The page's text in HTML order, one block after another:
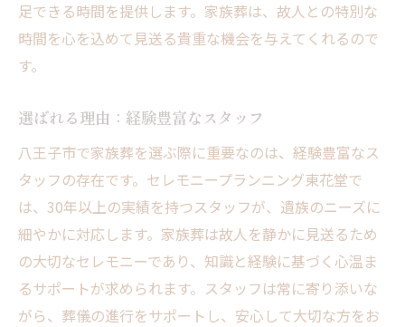
家族葬の準備に必要なもの
足できる時間を提供します。家族葬は、故人との特別な
時間を心を込めて見送る貴重な機会を与えてくれるので
す。
選ばれる理由：経験豊富なスタッフ
八王子市で家族葬を選ぶ際に重要なのは、経験豊富なス
タッフの存在です。セレモニープランニング東花堂で
は、30年以上の実績を持つスタッフが、遺族のニーズに
細やかに対応します。家族葬は故人を静かに見送るため
の大切なセレモニーであり、知識と経験に基づく心温ま
るサポートが求められます。スタッフは常に寄り添いな
がら、葬儀の進行をサポートし、安心して大切な方をお